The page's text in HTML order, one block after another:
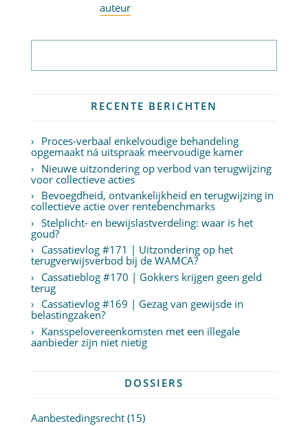
auteur
RECENTE BERICHTEN
Proces-verbaal enkelvoudige behandeling
opgemaakt ná uitspraak meervoudige kamer
Nieuwe uitzondering op verbod van terugwijzing
voor collectieve acties
Bevoegdheid, ontvankelijkheid en terugwijzing in
collectieve actie over rentebenchmarks
Stelplicht- en bewijslastverdeling: waar is het
goud?
Cassatievlog #171 | Uitzondering op het
terugverwijsverbod bij de WAMCA?
Cassatieblog #170 | Gokkers krijgen geen geld
terug
Cassatievlog #169 | Gezag van gewijsde in
belastingzaken?
Kansspelovereenkomsten met een illegale
aanbieder zijn niet nietig
DOSSIERS
Aanbestedingsrecht(15)